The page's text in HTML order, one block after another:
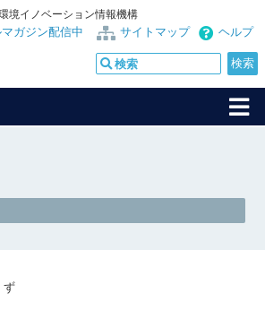
境イノベーション情報機構
ヘルプ
サイトマップ
マガジン配信中
ず